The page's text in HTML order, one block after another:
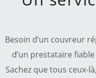
Besoin d’un couvreur
d’un prestataire
Sachez que tous ceux-